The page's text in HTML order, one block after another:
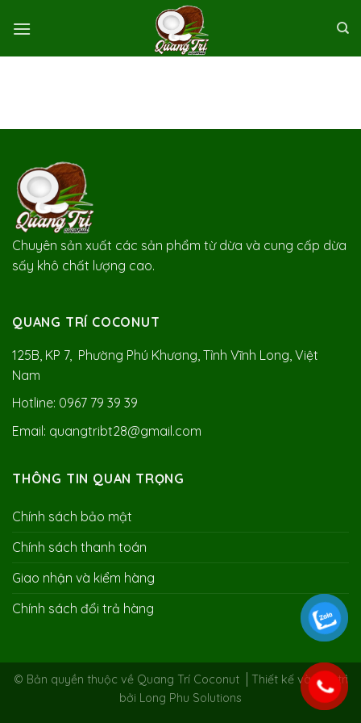
Chuyên sản xuất các sản phẩm từ dừa và cung cấp dừa
sấy khô chất lượng cao.
QUANG TRÍ COCONUT
125B, KP 7, Phường Phú Khương, Tỉnh Vĩnh Long, Việt
Nam
Hotline: 0967 79 39 39
Email: quangtribt28@gmail.com
THÔNG TIN QUAN TRỌNG
Chính sách bảo mật
Chính sách thanh toán
Giao nhận và kiểm hàng
Chính sách đổi trả hàng
© Bản quyền thuộc về Quang Trí Coconut
Thiết kế và duy trì
bởi Long Phu Solutions